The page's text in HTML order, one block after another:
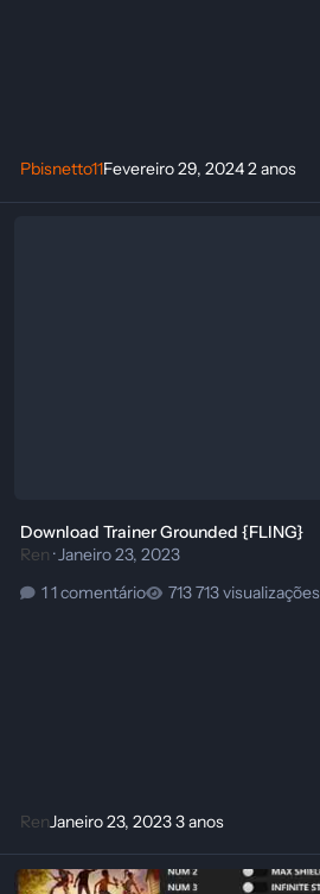
Pbisnetto11Fevereiro 29, 20242 anos
Download Trainer Grounded {FLING}
Ren ·Janeiro 23, 2023
1 comentário
713 visualizações
Ren Janeiro 23, 20233 anos
Trainer Grounded {FLING}